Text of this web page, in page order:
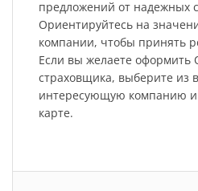
предложений от надежных
Ориентируйтесь на
компании, чтобы принять
Если вы желаете оформить
страховщика, выберите из
интересующую компанию и
карте.